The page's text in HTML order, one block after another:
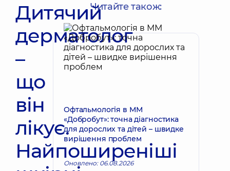
Дитячий
дерматолог
–
що
він
лікує.
Найпоширеніші
Читайте також:
Офтальмологія в ММ
«Добробут»: точна діагностика
для дорослих та дітей – швидке
вирішення проблем
Оновлено: 06.08.2026